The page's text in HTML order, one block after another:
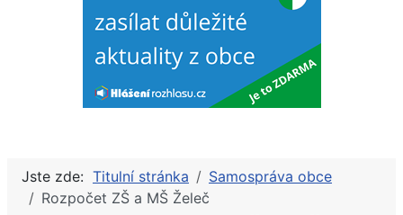
Jste zde: Titulní stránka
Samospráva obce
Rozpočet ZŠ a MŠ Želeč